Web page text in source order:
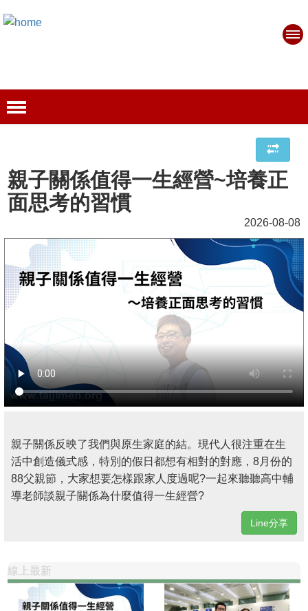
親子關係值得一生經營~培養正
面思考的習慣
2026-08-08
親子關係反映了我們與原生家庭的結。現代人很注重在生
活中創造儀式感，特別的假日都想有相對的對應，8月份的
88父親節，大家想要怎樣跟家人度過呢?一起來聽聽高中輔
導老師談親子關係為什麼值得一生經營?
Line分享
線上最新